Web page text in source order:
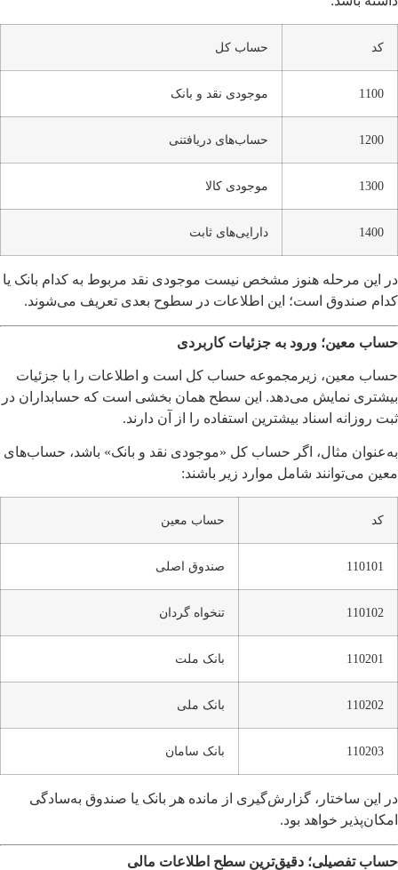
کد حساب کل
1100 موجودی نقد و بانک
1200 حساب‌های دریافتنی
1300 موجودی کالا
1400 دارایی‌های ثابت
در این مرحله هنوز مشخص نیست موجودی نقد مربوط به کدام بانک یا
کدام صندوق است؛ این اطلاعات در سطوح بعدی تعریف می‌شوند.
حساب معین؛ ورود به جزئیات کاربردی
حساب معین، زیرمجموعه حساب کل است و اطلاعات را با جزئیات
بیشتری نمایش می‌دهد. این سطح همان بخشی است که حسابداران در
ثبت روزانه اسناد بیشترین استفاده را از آن دارند.
به‌عنوان مثال، اگر حساب کل «موجودی نقد و بانک» باشد، حساب‌های
معین می‌توانند شامل موارد زیر باشند:
کد حساب معین
110101 صندوق اصلی
110102 تنخواه گردان
110201 بانک ملت
110202 بانک ملی
110203 بانک سامان
در این ساختار، گزارش‌گیری از مانده هر بانک یا صندوق به‌سادگی
امکان‌پذیر خواهد بود.
حساب تفصیلی؛ دقیق‌ترین سطح اطلاعات مالی